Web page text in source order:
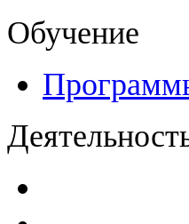
Обучение